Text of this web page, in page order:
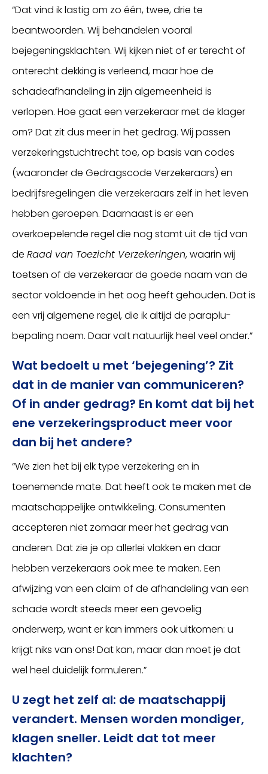
“Dat vind ik lastig om zo één, twee, drie te
beantwoorden. Wij behandelen vooral
bejegeningsklachten. Wij kijken niet of er terecht of
onterecht dekking is verleend, maar hoe de
schadeafhandeling in zijn algemeenheid is
verlopen. Hoe gaat een verzekeraar met de klager
om? Dat zit dus meer in het gedrag. Wij passen
verzekeringstuchtrecht toe, op basis van codes
(waaronder de Gedragscode Verzekeraars) en
bedrijfsregelingen die verzekeraars zelf in het leven
hebben geroepen. Daarnaast is er een
overkoepelende regel die nog stamt uit de tijd van
de Raad van Toezicht Verzekeringen, waarin wij
toetsen of de verzekeraar de goede naam van de
sector voldoende in het oog heeft gehouden. Dat is
een vrij algemene regel, die ik altijd de paraplu-
bepaling noem. Daar valt natuurlijk heel veel onder.”
Wat bedoelt u met ‘bejegening’? Zit
dat in de manier van communiceren?
Of in ander gedrag? En komt dat bij het
ene verzekeringsproduct meer voor
dan bij het andere?
“We zien het bij elk type verzekering en in
toenemende mate. Dat heeft ook te maken met de
maatschappelijke ontwikkeling. Consumenten
accepteren niet zomaar meer het gedrag van
anderen. Dat zie je op allerlei vlakken en daar
hebben verzekeraars ook mee te maken. Een
afwijzing van een claim of de afhandeling van een
schade wordt steeds meer een gevoelig
onderwerp, want er kan immers ook uitkomen: u
krijgt niks van ons! Dat kan, maar dan moet je dat
wel heel duidelijk formuleren.”
U zegt het zelf al: de maatschappij
verandert. Mensen worden mondiger,
klagen sneller. Leidt dat tot meer
klachten?